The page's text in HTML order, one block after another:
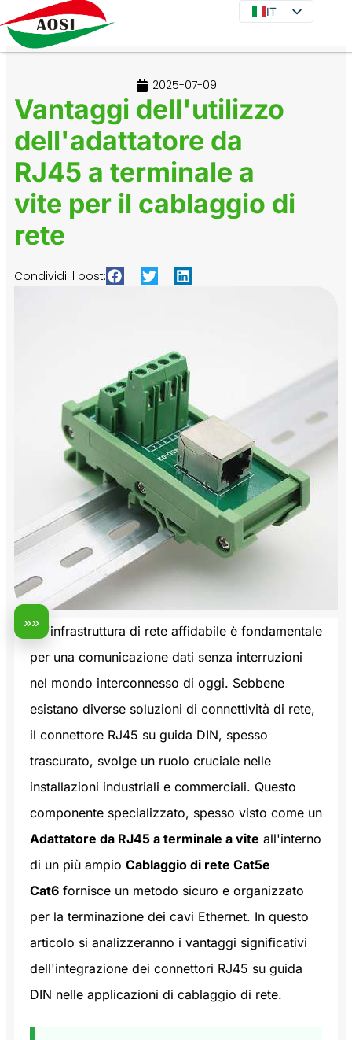
IT
IT
KO
RU
2025-07-09
Vantaggi dell'utilizzo
dell'adattatore da
RJ45 a terminale a
vite per il cablaggio di
rete
Condividi il post:
»»
Un'infrastruttura di rete affidabile è fondamentale
per una comunicazione dati senza interruzioni
nel mondo interconnesso di oggi. Sebbene
esistano diverse soluzioni di connettività di rete,
il connettore RJ45 su guida DIN, spesso
trascurato, svolge un ruolo cruciale nelle
installazioni industriali e commerciali. Questo
componente specializzato, spesso visto come un
Adattatore da RJ45 a terminale a vite all'interno
di un più ampio Cablaggio di rete Cat5e
Cat6 fornisce un metodo sicuro e organizzato
per la terminazione dei cavi Ethernet. In questo
articolo si analizzeranno i vantaggi significativi
dell'integrazione dei connettori RJ45 su guida
DIN nelle applicazioni di cablaggio di rete.